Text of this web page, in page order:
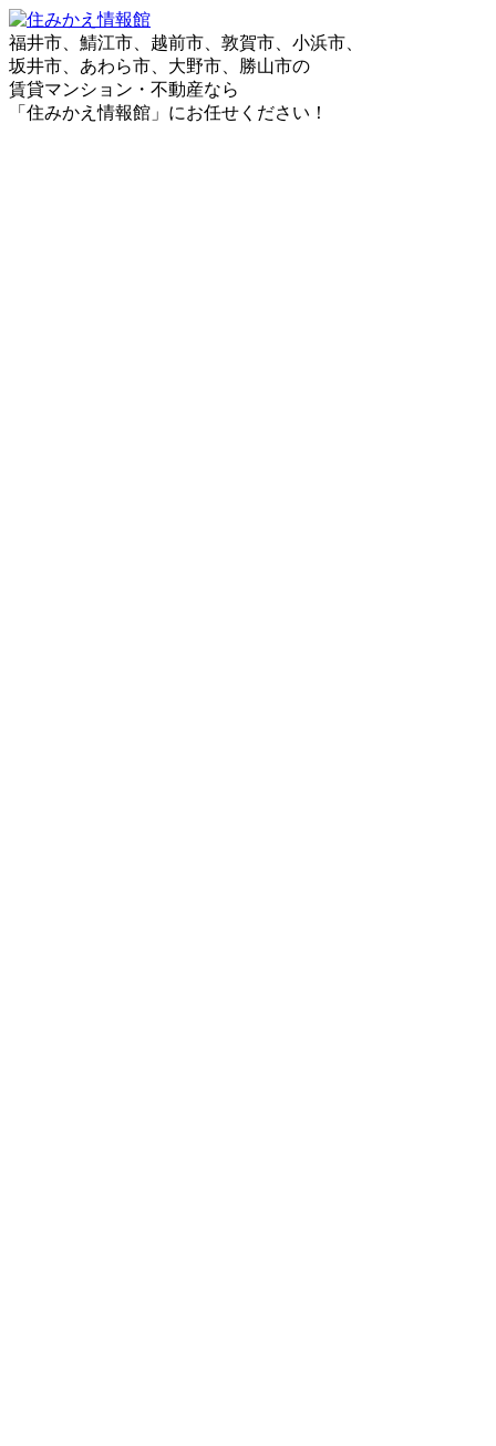
福井市、鯖江市、越前市、敦賀市、小浜市、
坂井市、あわら市、大野市、勝山市の
賃貸マンション・不動産なら
「住みかえ情報館」にお任せください！